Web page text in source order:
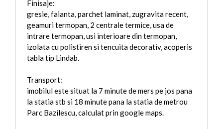
Finisaje:
gresie, faianta, parchet laminat, zugravita recent,
geamuri termopan, 2 centrale termice, usa de
intrare termopan, usi interioare din termopan,
izolata cu polistiren si tencuita decorativ, acoperis
tabla tip Lindab.
Transport:
imobilul este situat la 7 minute de mers pe jos pana
la statia stb si 18 minute pana la statia de metrou
Parc Bazilescu, calculat prin google maps.